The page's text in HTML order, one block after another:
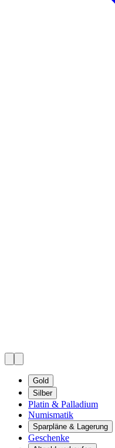
Gold
Silber
Platin & Palladium
Numismatik
Sparpläne & Lagerung
Geschenke